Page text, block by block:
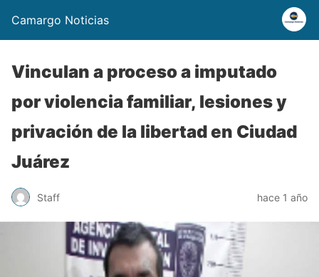
Camargo Noticias
Vinculan a proceso a imputado
por violencia familiar, lesiones y
privación de la libertad en Ciudad
Juárez
Staff hace 1 año